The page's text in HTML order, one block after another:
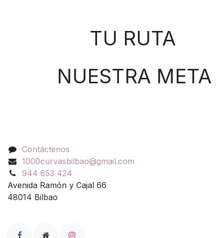
TU RUTA
NUESTRA META
Contáctenos
1000curvasbilbao@gmail.com
944 653 424
Avenida Ramón y Cajal 66
48014 Bilbao